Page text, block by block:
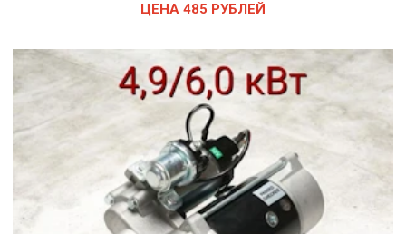
ЦЕНА 485 РУБЛЕЙ